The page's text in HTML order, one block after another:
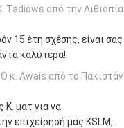
Tadiows από την Αιθιοπία
15 έτη σχέσης, είναι σας
καλύτερα!
κ. Awais από το Πακιστάν
Κ. ματ για να
επιχείρησή μας KSLM,